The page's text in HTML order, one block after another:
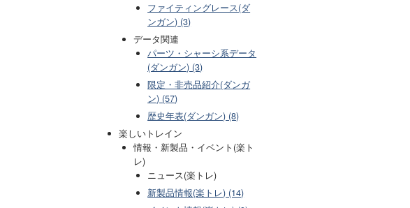
ファイティングレース(ダ
ンガン) (3)
データ関連
パーツ・シャーシ系データ
(ダンガン) (3)
限定・非売品紹介(ダンガ
ン) (57)
歴史年表(ダンガン) (8)
楽しいトレイン
情報・新製品・イベント(楽ト
レ)
ニュース(楽トレ)
新製品情報(楽トレ) (14)